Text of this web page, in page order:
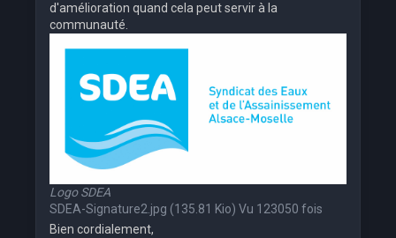
d'amélioration quand cela peut servir à la
communauté.
Logo SDEA
SDEA-Signature2.jpg (135.81 Kio) Vu 123050 fois
Bien cordialement,